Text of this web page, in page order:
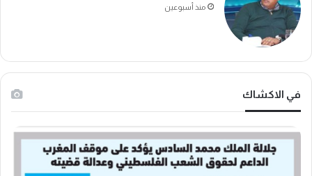
منذ أسبوعين
في الاكشاك